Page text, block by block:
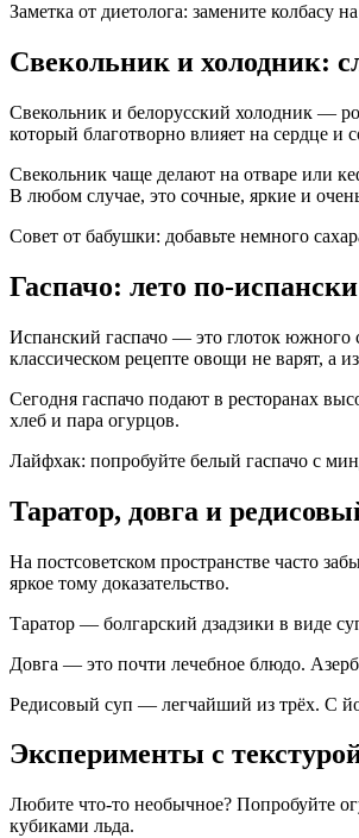
Заметка от диетолога: замените
Свекольник и холодник:
Свекольник и белорусский холодник —
который благотворно влияет на сердце и
Свекольник чаще делают на отваре или
В любом случае, это сочные, яркие и
Совет от бабушки: добавьте немного
Гаспачо: лето по-испански
Испанский гаспачо — это глоток южного
классическом рецепте овощи не варят, а
Сегодня гаспачо подают в ресторанах
хлеб и пара огурцов.
Лайфхак: попробуйте белый гаспачо с
Таратор, довга и
На постсоветском пространстве часто
яркое тому доказательство.
Таратор — болгарский дзадзики в виде
Довга — это почти лечебное блюдо.
Редисовый суп — легчайший из трёх. С
Эксперименты с
Любите что-то необычное? Попробуйте
кубиками льда.